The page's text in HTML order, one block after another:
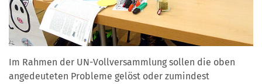
Im Rahmen der UN-Vollversammlung sollen die oben
angedeuteten Probleme gelöst oder zumindest